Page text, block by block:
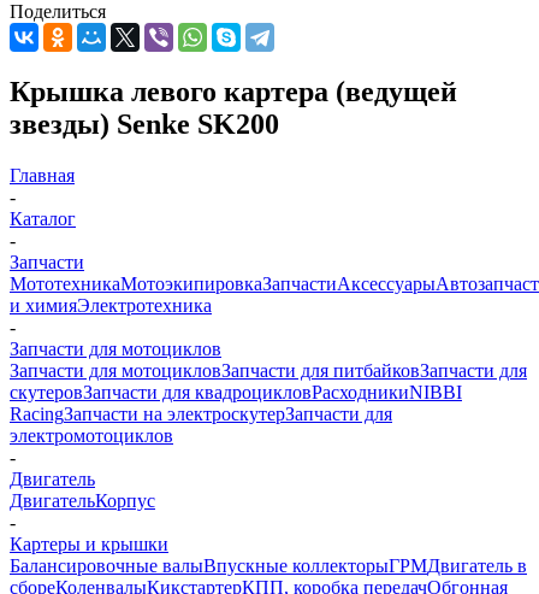
Поделиться
Крышка левого картера (ведущей
звезды) Senke SK200
Главная
-
Каталог
-
Запчасти
МототехникаМотоэкипировкаЗапчастиАксессуары
и химияЭлектротехника
-
Запчасти для мотоциклов
Запчасти для мотоцикловЗапчасти для питбайковЗапчасти для
скутеровЗапчасти для квадроцикловРасходникиNIBBI
RacingЗапчасти на электроскутерЗапчасти для
электромотоциклов
-
Двигатель
ДвигательКорпус
-
Картеры и крышки
Балансировочные валыВпускные коллекторыГРМДвигатель в
сбореКоленвалыКикстартерКПП, коробка передачОбгонная